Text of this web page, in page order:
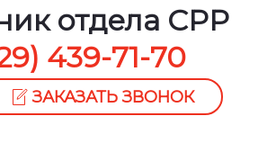
отдела СРР
439-71-70
ЗАКАЗАТЬ ЗВОНОК